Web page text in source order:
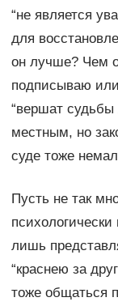
“не является
для
он лучше? Чем
подписываю
“вершат
местным, но
суде тоже
Пусть не так
лишь
“краснею за
тоже общаться